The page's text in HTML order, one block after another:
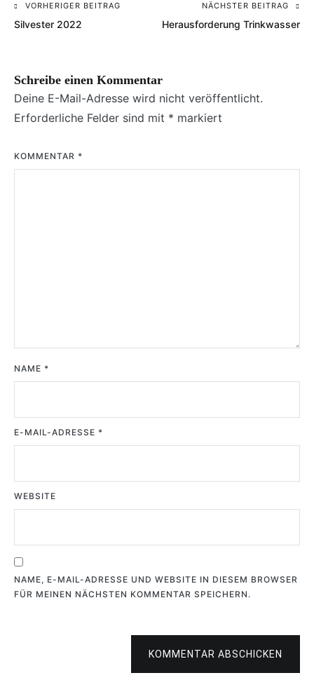
Beitragsnavigation
VORHERIGER BEITRAG
Silvester 2022
NÄCHSTER BEITRAG
Herausforderung Trinkwasser
Schreibe einen Kommentar
Deine E-Mail-Adresse wird nicht veröffentlicht.
Erforderliche Felder sind mit * markiert
KOMMENTAR *
NAME *
E-MAIL-ADRESSE *
WEBSITE
NAME, E-MAIL-ADRESSE UND WEBSITE IN DIESEM BROWSER
FÜR MEINEN NÄCHSTEN KOMMENTAR SPEICHERN.
KOMMENTAR ABSCHICKEN